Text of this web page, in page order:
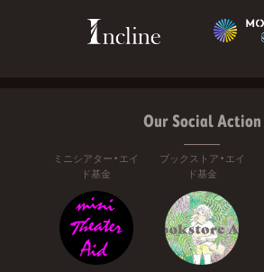
Our Social Action
ミニシアター・エイ
ド基金
ブックストア・エイ
ド基金